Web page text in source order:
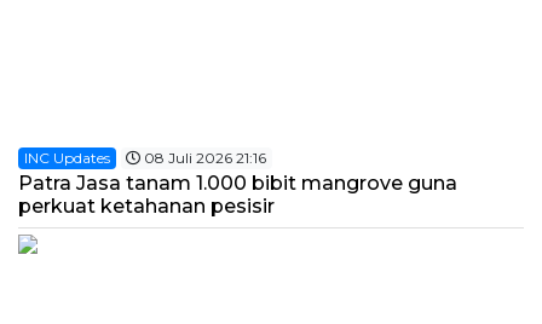
INC Updates 08 Juli 2026 21:16
Patra Jasa tanam 1.000 bibit mangrove guna
perkuat ketahanan pesisir